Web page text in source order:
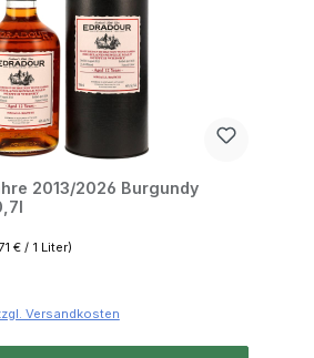
2013/2026 Burgundy
€ / 1 Liter)
Versandkosten